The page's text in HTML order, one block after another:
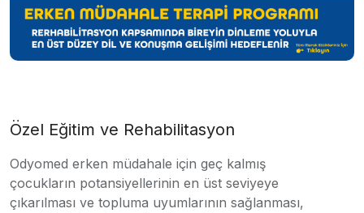
Özel Eğitim ve Rehabilitasyon
Odyomed erken müdahale için geç kalmış
çocukların potansiyellerinin en üst seviyeye
çıkarılması ve topluma uyumlarının sağlanması,